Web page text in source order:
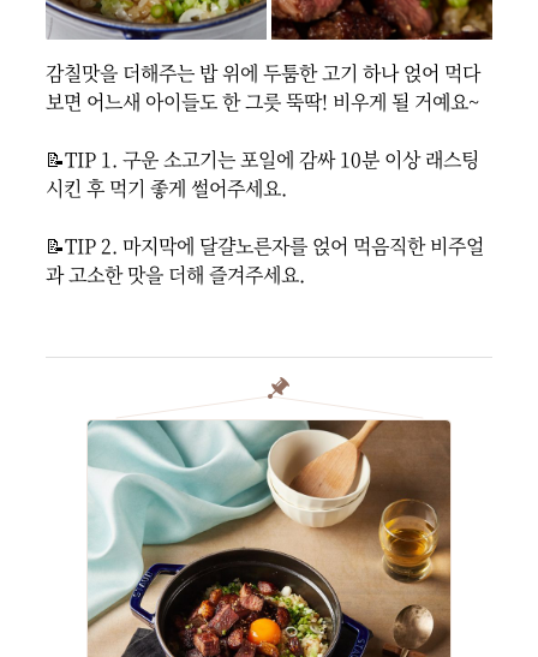
감칠맛을 더해주는 밥 위에 두툼한 고기 하나 얹어 먹다
보면 어느새 아이들도 한 그릇 뚝딱! 비우게 될 거예요~
📝TIP 1. 구운 소고기는 포일에 감싸 10분 이상 래스팅
시킨 후 먹기 좋게 썰어주세요.
📝TIP 2. 마지막에 달걀노른자를 얹어 먹음직한 비주얼
과 고소한 맛을 더해 즐겨주세요.